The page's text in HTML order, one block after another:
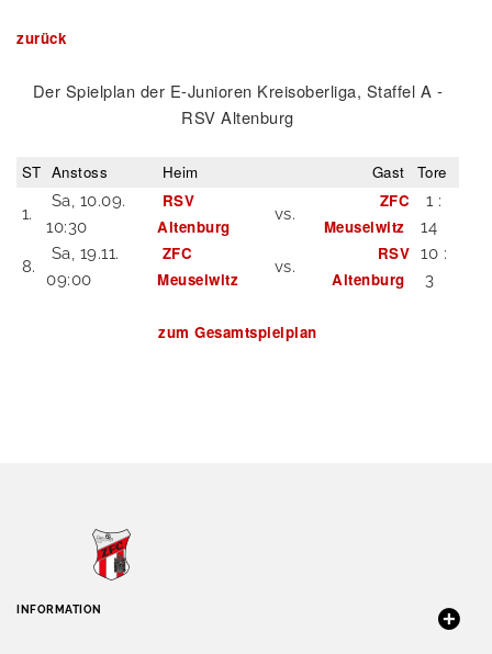
zurück
Der Spielplan der E-Junioren Kreisoberliga, Staffel A -
RSV Altenburg
ST Anstoss Heim Gast Tore
1.
Sa, 10.09.
10:30
RSV
Altenburg
vs.
ZFC
Meuselwitz
1 :
14
8.
Sa, 19.11.
09:00
ZFC
Meuselwitz
vs.
RSV
Altenburg
10 :
3
zum Gesamtspielplan
INFORMATION